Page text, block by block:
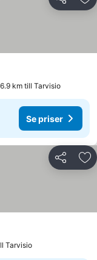
Dela
km till Tarvisio
Se priser
Dela
Tarvisio